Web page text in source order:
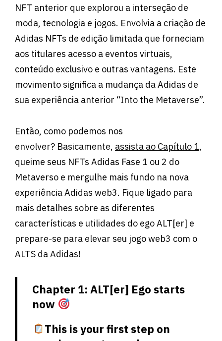
NFT anterior que explorou a interseção de
moda, tecnologia e jogos. Envolvia a criação de
Adidas NFTs de edição limitada que forneciam
aos titulares acesso a eventos virtuais,
conteúdo exclusivo e outras vantagens. Este
movimento significa a mudança da Adidas de
sua experiência anterior “Into the Metaverse”.
Então, como podemos nos
envolver? Basicamente, assista ao Capítulo 1,
queime seus NFTs Adidas Fase 1 ou 2 do
Metaverso e mergulhe mais fundo na nova
experiência Adidas web3. Fique ligado para
mais detalhes sobre as diferentes
características e utilidades do ego ALT[er] e
prepare-se para elevar seu jogo web3 com o
ALTS da Adidas!
Chapter 1: ALT[er] Ego starts
now
This is your first step on